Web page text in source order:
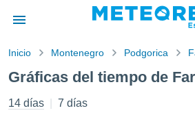
de
por
Inicio Montenegro Podgorica
Gráficas del tiempo de
14 días 7 días